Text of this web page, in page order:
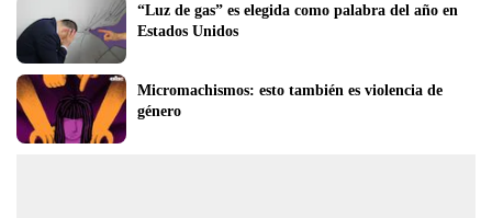
“Luz de gas” es elegida como palabra del año en
Estados Unidos
Micromachismos: esto también es violencia de
género